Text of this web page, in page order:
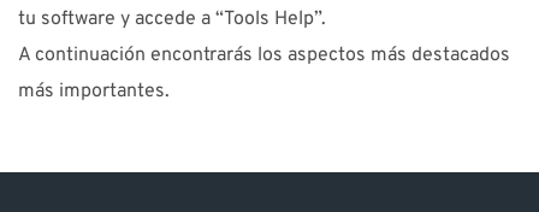
tu software y accede a “Tools Help”.
A continuación encontrarás los aspectos más destacados
más importantes.